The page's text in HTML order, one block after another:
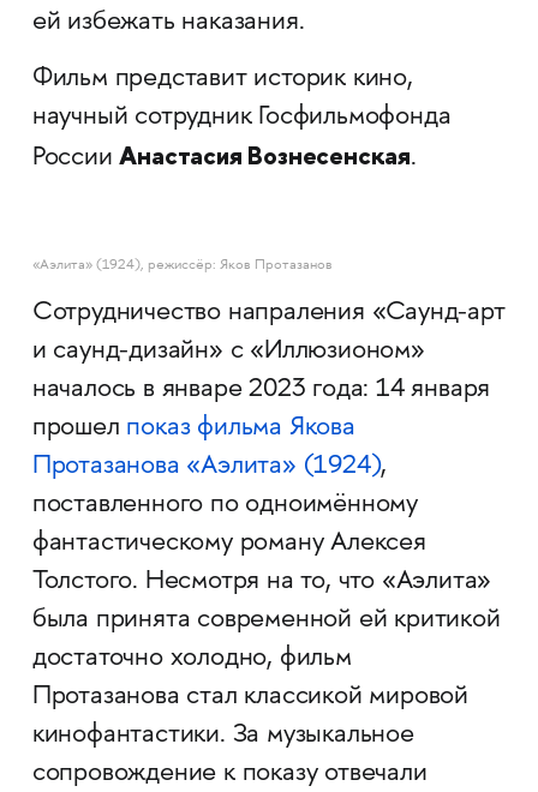
ей избежать наказания.
Фильм представит историк кино,
научный сотрудник Госфильмофонда
РоссииАнастасия Вознесенская.
«Аэлита» (1924), режиссёр: Яков Протазанов
Сотрудничество напраления «Саунд-арт
и саунд-дизайн» с «Иллюзионом»
началось в январе 2023 года: 14 января
прошел показ фильма Якова
Протазанова «Аэлита» (1924),
поставленного по одноимённому
фантастическому роману Алексея
Толстого. Несмотря на то, что «Аэлита»
была принята современной ей критикой
достаточно холодно, фильм
Протазанова стал классикой мировой
кинофантастики. За музыкальное
сопровождение к показу отвечали